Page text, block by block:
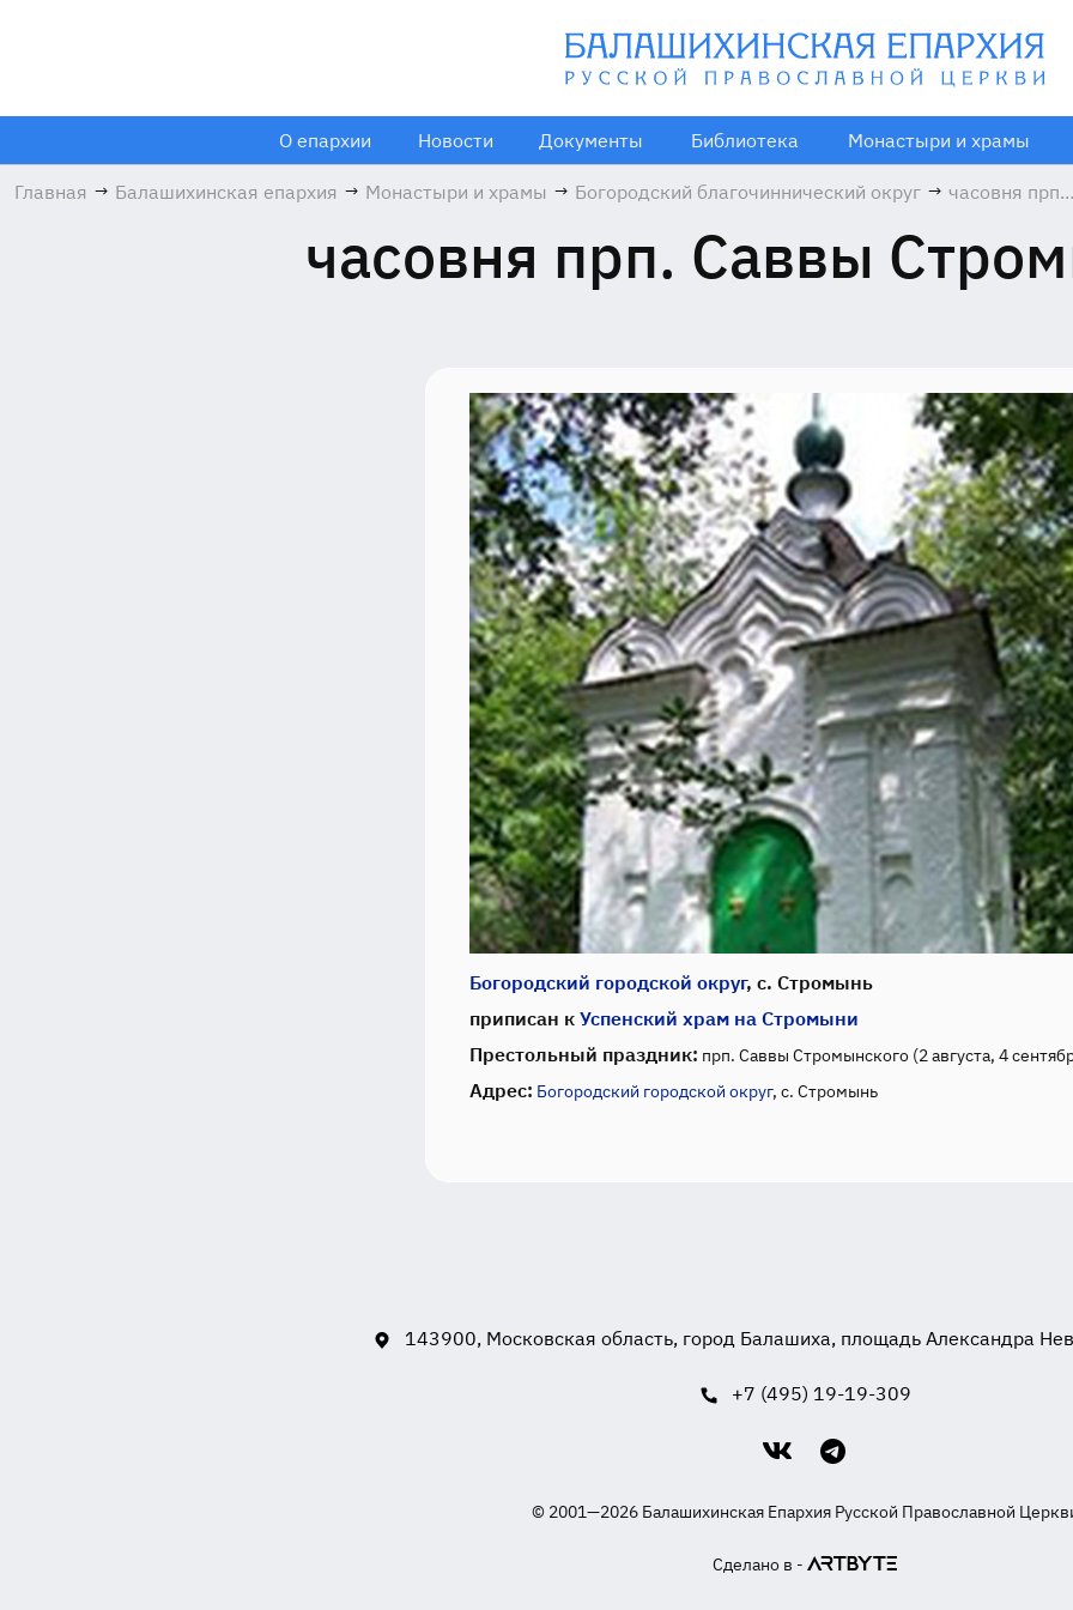
О епархии Новости Документы Библиотека Монастыри и храмы
Главная → Балашихинская епархия → Монастыри и храмы → Богородский благочиннический округ → часовня прп.
часовня прп. Саввы
Богородский городской округ, с. Стромынь
приписан к Успенский храм на Стромыни
Престольный праздник: прп. Саввы Стромынского (2 августа, 4
Адрес: Богородский городской округ, с. Стромынь
143900, Московская область, город Балашиха, площадь Александра
+7 (495) 19-19-309
© 2001—2026 Балашихинская Епархия Русской Православной
Сделано в -